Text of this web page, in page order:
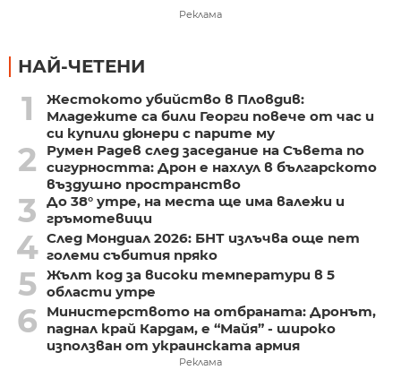
Реклама
НАЙ-ЧЕТЕНИ
1
Жестокото убийство в Пловдив:
Младежите са били Георги повече от час и
си купили дюнери с парите му
2
Румен Радев след заседание на Съвета по
сигурността: Дрон е нахлул в българското
въздушно пространство
3
До 38° утре, на места ще има валежи и
гръмотевици
4 След Мондиал 2026: БНТ излъчва още пет
големи събития пряко
5 Жълт код за високи температури в 5
области утре
6
Министерството на отбраната: Дронът,
паднал край Кардам, е “Майя” - широко
използван от украинската армия
Реклама